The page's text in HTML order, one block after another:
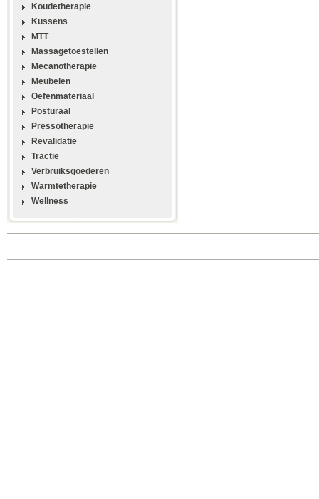
Koudetherapie
Kussens
MTT
Massagetoestellen
Mecanotherapie
Meubelen
Oefenmateriaal
Posturaal
Pressotherapie
Revalidatie
Tractie
Verbruiksgoederen
Warmtetherapie
Wellness